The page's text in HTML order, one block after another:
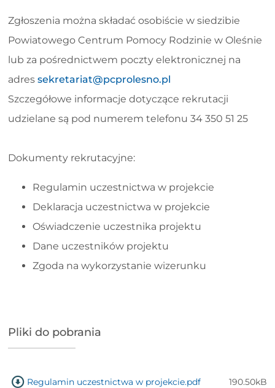
Zgłoszenia można składać osobiście w siedzibie
Powiatowego Centrum Pomocy Rodzinie w Oleśnie
lub za pośrednictwem poczty elektronicznej na
adressekretariat@pcprolesno.pl
Szczegółowe informacje dotyczące rekrutacji
udzielane są pod numerem telefonu 34 350 51 25
Dokumenty rekrutacyjne:
Regulamin uczestnictwa w projekcie
Deklaracja uczestnictwa w projekcie
Oświadczenie uczestnika projektu
Dane uczestników projektu
Zgoda na wykorzystanie wizerunku
Pliki do pobrania
Regulamin uczestnictwa w projekcie.pdf
190.50kB